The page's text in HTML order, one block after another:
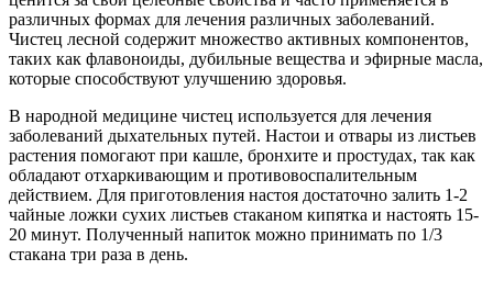
различных формах для лечения различных заболеваний.
Чистец лесной содержит множество активных компонентов,
таких как флавоноиды, дубильные вещества и эфирные масла,
которые способствуют улучшению здоровья.
В народной медицине чистец используется для лечения
заболеваний дыхательных путей. Настои и отвары из листьев
растения помогают при кашле, бронхите и простудах, так как
обладают отхаркивающим и противовоспалительным
действием. Для приготовления настоя достаточно залить 1-2
чайные ложки сухих листьев стаканом кипятка и настоять 15-
20 минут. Полученный напиток можно принимать по 1/3
стакана три раза в день.